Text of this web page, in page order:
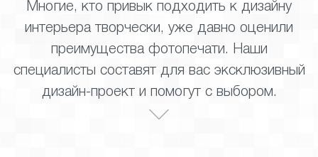
Многие, кто привык подходить к дизайну
интерьера творчески, уже давно оценили
преимущества фотопечати. Наши
специалисты составят для вас эксклюзивный
дизайн-проект и помогут с выбором.